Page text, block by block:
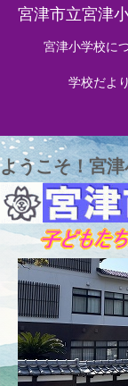
宮津市立宮津
宮津小学校に
学校だより
ようこそ！宮